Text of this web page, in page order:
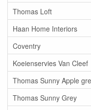
Thomas Loft
Haan Home Interiors
Coventry
Koeienservies Van Cleef
Thomas Sunny Apple
Thomas Sunny Grey